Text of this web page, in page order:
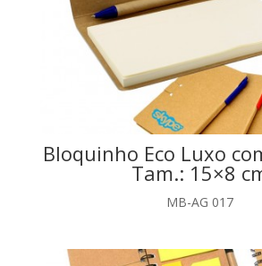
Bloquinho Eco Luxo
Tam.: 15×8
MB-AG 017